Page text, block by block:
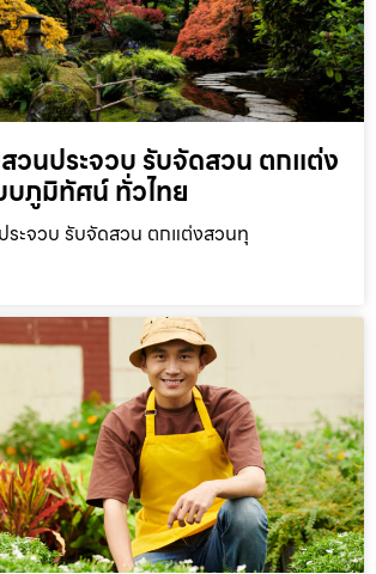
วนประจวบ รับจัดสวน ตกแต่ง
ภูมิทัศน์ ทั่วไทย
ะจวบ รับจัดสวน ตกแต่งสวนทุ